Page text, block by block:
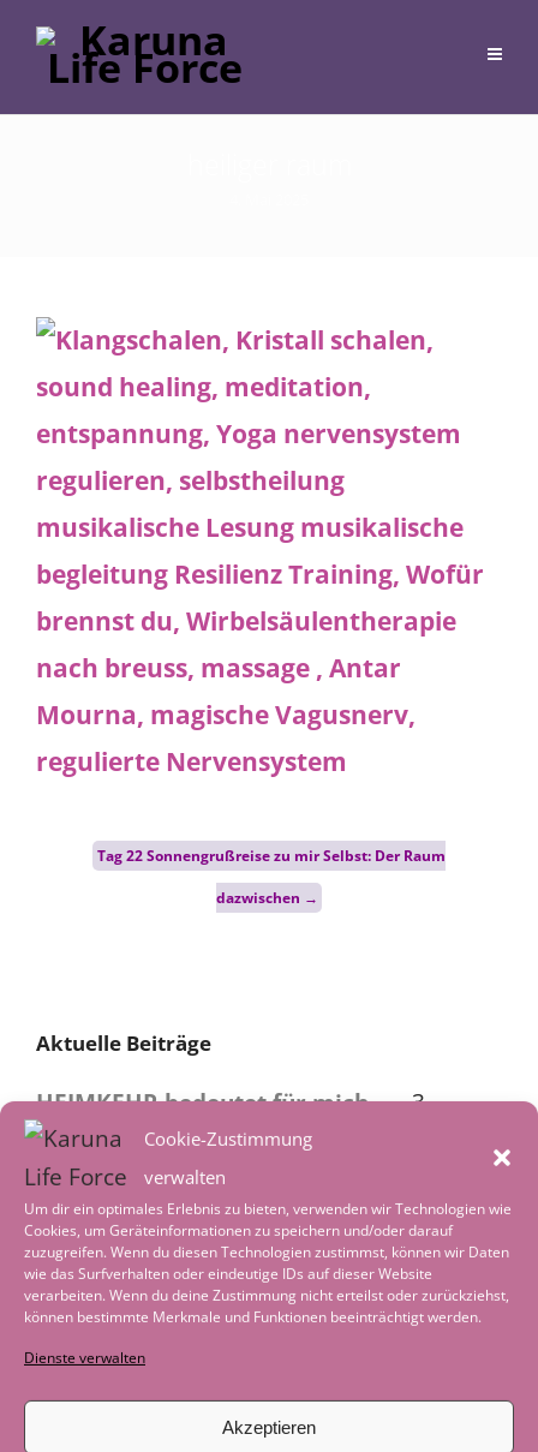
Cookie-Zustimmung
verwalten
Um dir ein optimales Erlebnis zu bieten, verwenden wir Technologien wie
Cookies, um Geräteinformationen zu speichern und/oder darauf
zuzugreifen. Wenn du diesen Technologien zustimmst, können wir Daten
wie das Surfverhalten oder eindeutige IDs auf dieser Website
verarbeiten. Wenn du deine Zustimmung nicht erteilst oder zurückziehst,
können bestimmte Merkmale und Funktionen beeinträchtigt werden.
Dienste verwalten
Akzeptieren
Post
navigation
Tag 22 Sonnengrußreise zu mir Selbst: Der Raum
dazwischen →
Aktuelle Beiträge
HEIMKEHR bedeutet für mich …..3.
August 2026
Heimkehr – in ein reguliertes
Nervensystem2. August 2026
Worte der Achtsamkeit im August 1.
August 2026
Tiefenentspannung – wenn die Welt leise